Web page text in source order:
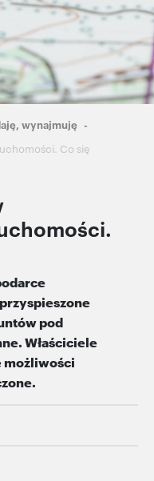
wynajmuję
Co się
pod
Właściciele
możliwości